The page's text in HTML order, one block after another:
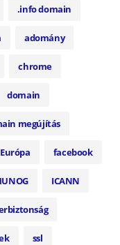
.info domain
adomány
chrome
domain
megújítás
Európa facebook
ICANN
ssl